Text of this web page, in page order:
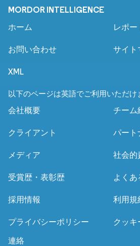
MORDOR INTELLIGENCE
ホーム レポー
お問い合わせ サイト
XML
以下のページは英語でご利用いただけ
会社概要
チーム
クライアント パート
メディア 社会的
受賞歴・表彰歴 よくあ
採用情報 利用規
プライバシーポリシー クッキ
連絡